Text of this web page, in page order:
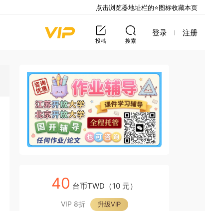
投稿 搜索
登录 注册
40 台币TWD（10 元）
VIP 8折 升级VIP
点击浏览器地址栏的⭐图标收藏本页